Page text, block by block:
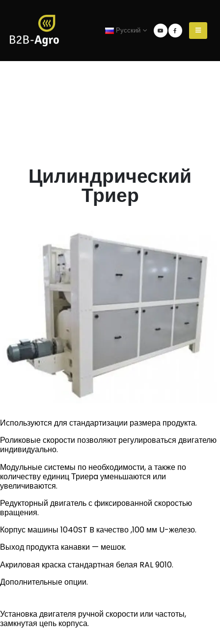
Русский
Цилиндрический
Триер
Используются для стандартизации размера продукта.
Роликовые скорости позволяют регулироваться двигателю
индивидуально.
Модульные системы по необходимости, а также по
количеству единиц Триерa уменьшаются или
увеличиваются.
Редукторный двигатель с фиксированной скоростью
вращения.
Корпус машины 1040ST B качество ,100 мм U-железо.
Выход продукта канавки — мешок.
Акриловая краска стандартная белая RAL 9010.
Дополнительные опции.
Установка двигателя ручной скорости или частоты,
замкнутая цепь корпуса.